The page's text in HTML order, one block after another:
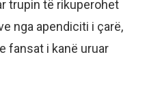
trupin të rikuperohet
nga apendiciti i çarë,
fansat i kanë uruar